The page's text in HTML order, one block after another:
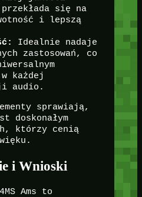
przekłada się na
i lepszą
Idealnie nadaje
zastosowań, co
każdej
audio.
sprawiają,
doskonałym
którzy cenią
i Wnioski
Ams to